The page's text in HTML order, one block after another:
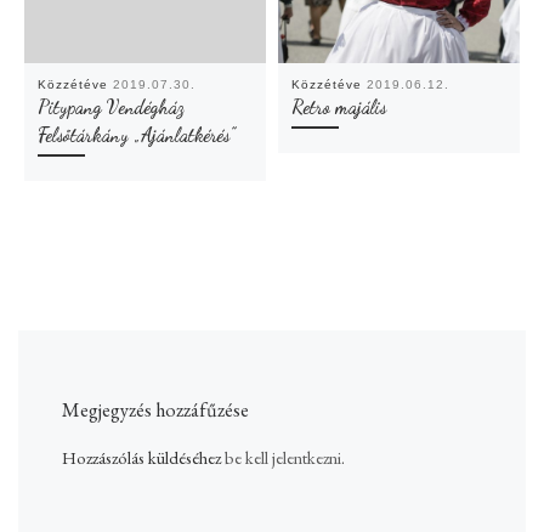
Közzétéve2019.07.30.
Pitypang Vendégház
Felsőtárkány „Ajánlatkérés”
Közzétéve2019.06.12.
Retro majális
Megjegyzés hozzáfűzése
Hozzászólás küldéséhezbe kell jelentkezni.